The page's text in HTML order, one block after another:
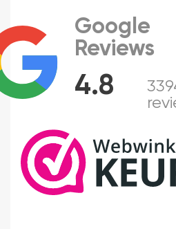
4.8
Google
Reviews